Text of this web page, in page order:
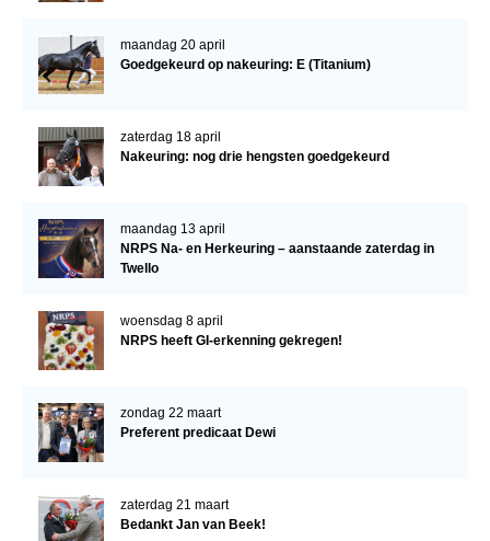
maandag 20 april
Goedgekeurd op nakeuring: E (Titanium)
zaterdag 18 april
Nakeuring: nog drie hengsten goedgekeurd
maandag 13 april
NRPS Na- en Herkeuring – aanstaande zaterdag in
Twello
woensdag 8 april
NRPS heeft GI-erkenning gekregen!
zondag 22 maart
Preferent predicaat Dewi
zaterdag 21 maart
Bedankt Jan van Beek!